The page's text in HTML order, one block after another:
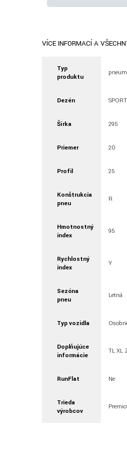
VÍCE INFORMACÍ A
Typ
produktu
Dezén
Šírka 295
Priemer 20
Profil 25
Konštrukcia
pneu
R
Hmotnostný
index
95
Rychlostný
index
Y
Sezóna
pneu
Letná
Typ vozidla
Doplňujúce
informácie
TL XL
RunFlat Ne
Trieda
výrobcov